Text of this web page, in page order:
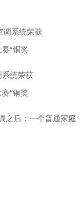
调系统荣获
”铜奖
统荣获
”铜奖
之后：一个普通家庭